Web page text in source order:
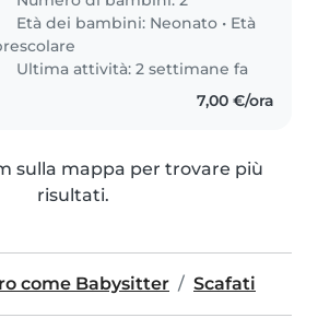
Età dei bambini: Neonato • Età
Ultima attività: 2 settimane fa
7,00 €/ora
sulla mappa per trovare più
risultati.
come Babysitter Scafati